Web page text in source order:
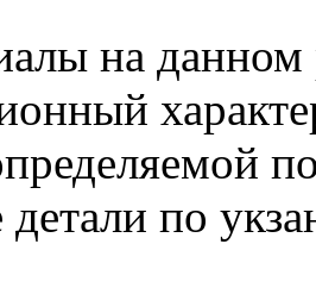
на данном
детали по